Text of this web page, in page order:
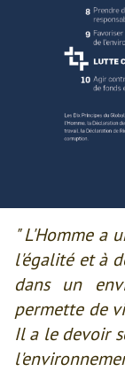
" L'Homme a
l'égalité et à
dans un
permette de
Il a le devoir